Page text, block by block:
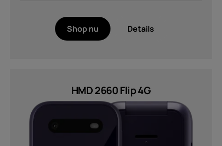
Shop nu Details
HMD 2660 Flip 4G